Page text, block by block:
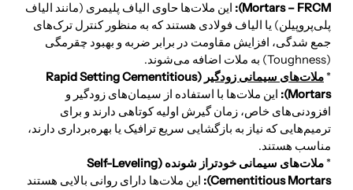
Mortars – FRCM):
این ملات‌ها حاوی الیاف پلیمری (مانند الیاف
پلی‌پروپیلن) یا الیاف فولادی هستند که به منظور کنترل ترک‌های
جمع شدگی، افزایش مقاومت در برابر ضربه و بهبود چقرمگی
(Toughness) به ملات اضافه می‌شوند.
* ملات‌های سیمانی زودگیر
(Rapid Setting Cementitious
Mortars):
این ملات‌ها با استفاده از سیمان‌های زودگیر و
افزودنی‌های خاص، زمان گیرش اولیه کوتاهی دارند و برای
ترمیم‌هایی که نیاز به بازگشایی سریع ترافیک یا بهره‌برداری دارند،
مناسب هستند.
*
ملات‌های سیمانی خودتراز شونده (Self-Leveling
Cementitious Mortars):
این ملات‌ها دارای روانی بالایی هستند